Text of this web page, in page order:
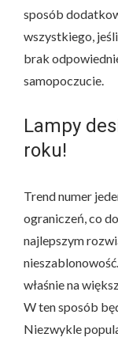
sposób
wszystkiego,
brak
samopoczucie.
Lampy
roku!
Trend numer
ograniczeń, co
najlepszym
właśnie na
W ten sposób
Niezwykle